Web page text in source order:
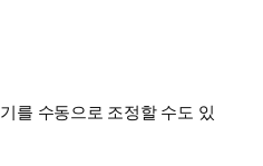
를 수동으로 조정할 수도 있